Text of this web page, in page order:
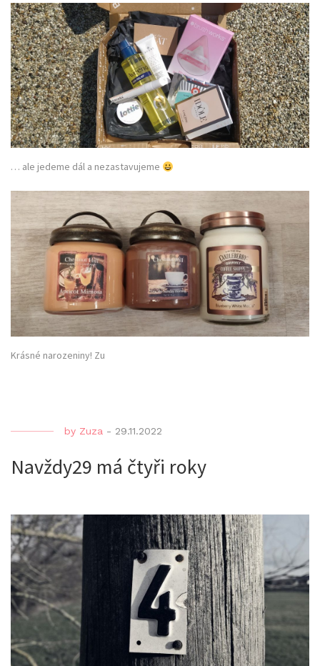
… ale jedeme dál a nezastavujeme
Krásné narozeniny! Zu
by Zuza - 29.11.2022
Navždy29 má čtyři roky